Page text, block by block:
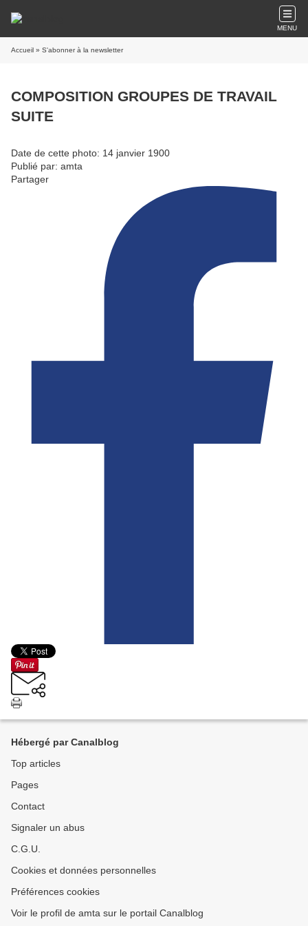
MENU
Accueil » S'abonner à la newsletter
COMPOSITION GROUPES DE TRAVAIL
SUITE
Date de cette photo: 14 janvier 1900
Publié par: amta
Partager
Hébergé par Canalblog
Top articles
Pages
Contact
Signaler un abus
C.G.U.
Cookies et données personnelles
Préférences cookies
Voir le profil de amta sur le portail Canalblog